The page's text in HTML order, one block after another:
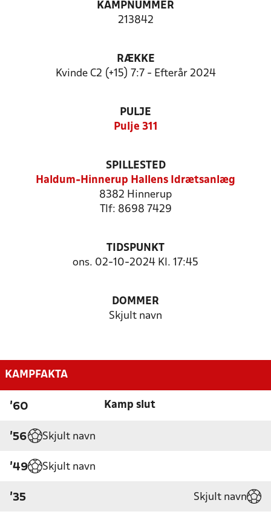
KAMPNUMMER
213842
RÆKKE
Kvinde C2 (+15) 7:7 - Efterår 2024
PULJE
Pulje 311
SPILLESTED
Haldum-Hinnerup Hallens Idrætsanlæg
8382 Hinnerup
Tlf: 8698 7429
TIDSPUNKT
ons. 02-10-2024 Kl. 17:45
DOMMER
Skjult navn
KAMPFAKTA
'60 Kamp slut
'56 Skjult navn
'49 Skjult navn
'35 Skjult navn